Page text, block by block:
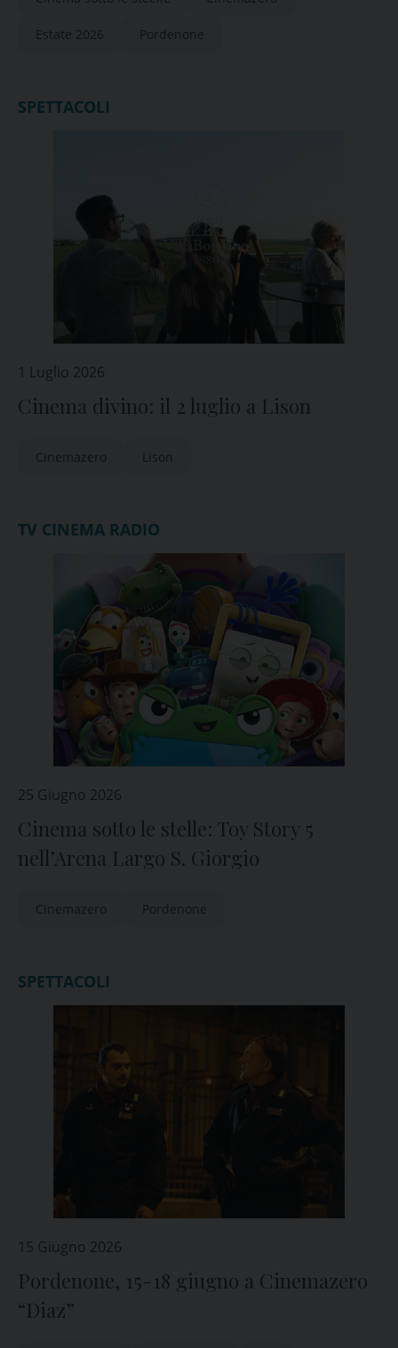
Estate 2026 Pordenone
SPETTACOLI
1 Luglio 2026
Cinema divino: il 2 luglio a Lison
Cinemazero Lison
TV CINEMA RADIO
25 Giugno 2026
Cinema sotto le stelle: Toy Story 5
nell’Arena Largo S. Giorgio
Cinemazero Pordenone
SPETTACOLI
15 Giugno 2026
Pordenone, 15-18 giugno a Cinemazero
“Diaz”